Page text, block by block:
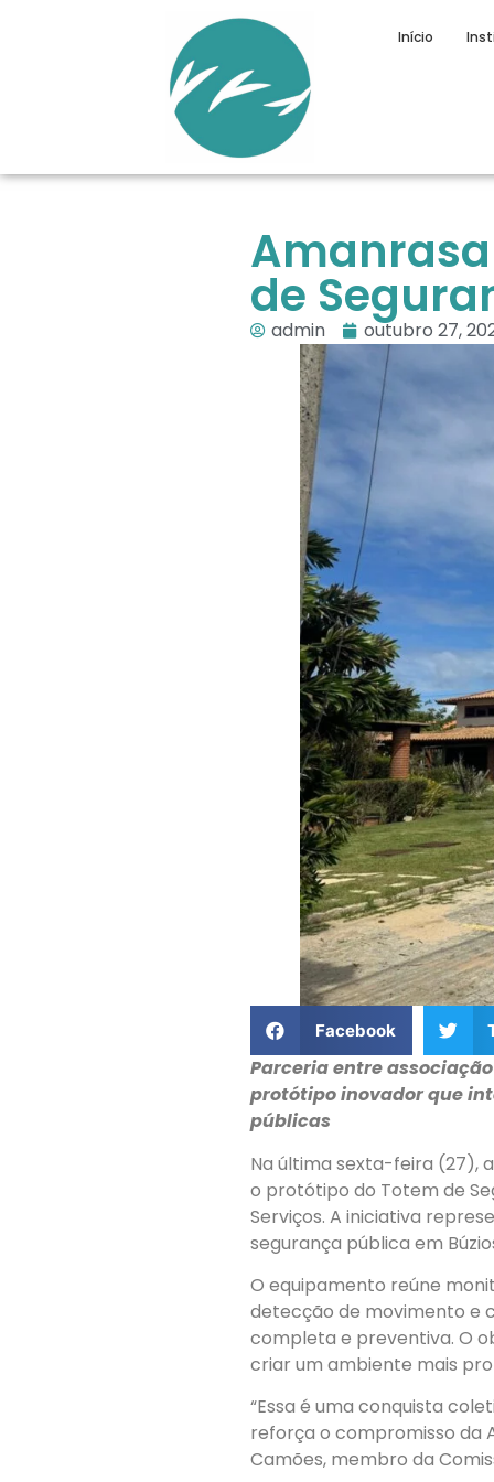
Início
de
admin outubro 27,
Facebook
Parceria entre
protótipo inovador que
públicas
Na última sexta-feira (27),
o protótipo do Totem de
Serviços. A iniciativa
segurança pública em
O equipamento reúne
detecção de movimento e
completa e preventiva. O
criar um ambiente mais
“Essa é uma conquista
reforça o compromisso da
Camões, membro da